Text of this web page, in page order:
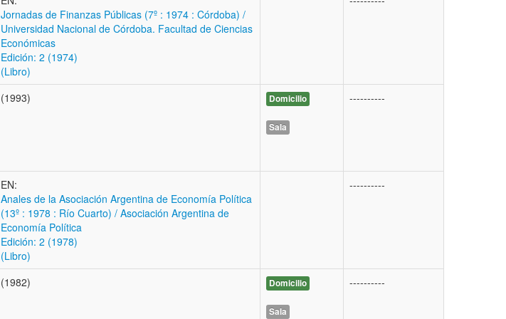
Jornadas de Finanzas Públicas (7º : 1974 : Córdoba) /
Universidad Nacional de Córdoba. Facultad de Ciencias
Económicas
Edición: 2 (1974)
(Libro)
(1993) Domicilio
Sala
----------
EN:
Anales de la Asociación Argentina de Economía Política
(13º : 1978 : Río Cuarto) / Asociación Argentina de
Economía Política
Edición: 2 (1978)
(Libro)
----------
(1982) Domicilio
Sala
----------